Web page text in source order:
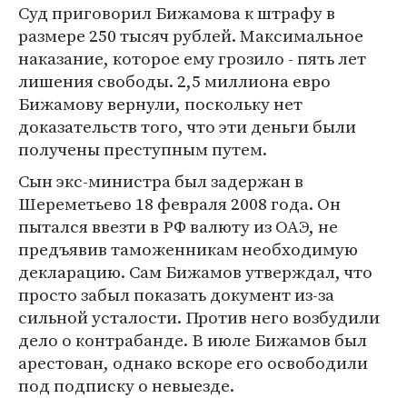
Суд приговорил Бижамова к штрафу в
размере 250 тысяч рублей. Максимальное
наказание, которое ему грозило - пять лет
лишения свободы. 2,5 миллиона евро
Бижамову вернули, поскольку нет
доказательств того, что эти деньги были
получены преступным путем.
Сын экс-министра был задержан в
Шереметьево 18 февраля 2008 года. Он
пытался ввезти в РФ валюту из ОАЭ, не
предъявив таможенникам необходимую
декларацию. Сам Бижамов утверждал, что
просто забыл показать документ из-за
сильной усталости. Против него возбудили
дело о контрабанде. В июле Бижамов был
арестован, однако вскоре его освободили
под подписку о невыезде.